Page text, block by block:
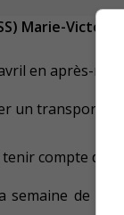
Marie-
en après-
un transport
compte des
semaine de